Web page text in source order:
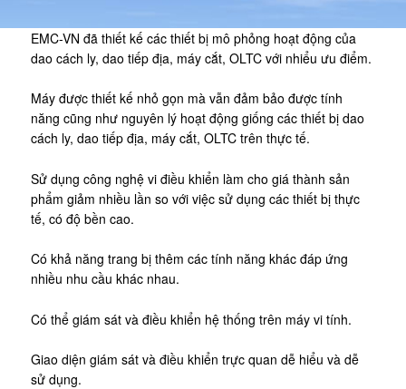
EMC-VN đã thiết kế các thiết bị mô phỏng hoạt động của
dao cách ly, dao tiếp địa, máy cắt, OLTC với nhiểu ưu điểm.
Máy được thiết kế nhỏ gọn mà vẫn đảm bảo được tính
năng cũng như nguyên lý hoạt động giống các thiết bị dao
cách ly, dao tiếp địa, máy cắt, OLTC trên thực tế.
Sử dụng công nghệ vi điều khiển làm cho giá thành sản
phẩm giảm nhiều lần so với việc sử dụng các thiết bị thực
tế, có độ bền cao.
Có khả năng trang bị thêm các tính năng khác đáp ứng
nhiều nhu cầu khác nhau.
Có thể giám sát và điều khiển hệ thống trên máy vi tính.
Giao diện giám sát và điều khiển trực quan dễ hiểu và dễ
sử dụng.